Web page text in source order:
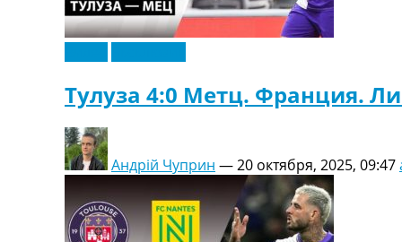
Тулуза 4:0 Метц. Франция.
Андрій Чуприн —20 октября, 2025, 09:47